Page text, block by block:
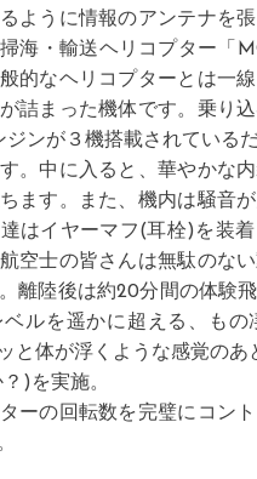
ように情報のアンテナを
海・輸送ヘリコプター「
的なヘリコプターとは一
詰まった機体です。乗り
ジンが３機搭載されている
。中に入ると、華やかな
ます。また、機内は騒音
はイヤーマフ(耳栓)を装
空士の皆さんは無駄のな
離陸後は約20分間の体験
ルを遥かに超える、も
と体が浮くような感覚の
)を実施。
ーの回転数を完璧にコン